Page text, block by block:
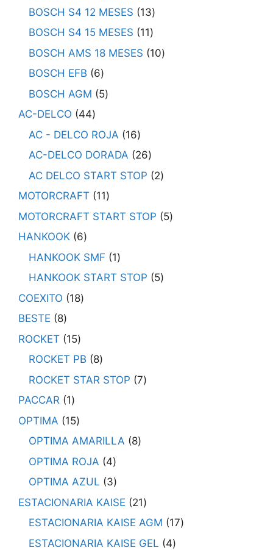
BOSCH S4 12 MESES
13
BOSCH S4 15 MESES
11
BOSCH AMS 18 MESES
10
BOSCH EFB
6
BOSCH AGM
5
AC-DELCO
44
AC - DELCO ROJA
16
AC-DELCO DORADA
26
AC DELCO START STOP
2
MOTORCRAFT
11
MOTORCRAFT START STOP
5
HANKOOK 6
HANKOOK SMF
1
HANKOOK START STOP
5
COEXITO
18
BESTE
8
ROCKET
15
ROCKET PB
8
ROCKET STAR STOP 7
PACCAR 1
OPTIMA
15
OPTIMA AMARILLA
8
OPTIMA ROJA
4
OPTIMA AZUL
3
ESTACIONARIA KAISE
21
ESTACIONARIA KAISE AGM
17
ESTACIONARIA KAISE GEL
4